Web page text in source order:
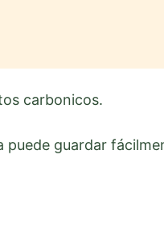
carbonicos.
guardar